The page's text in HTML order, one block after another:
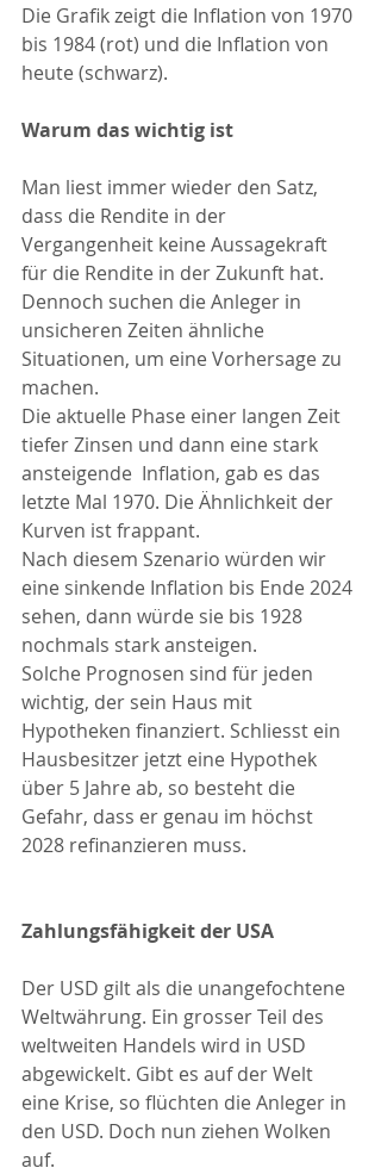
Die Grafik zeigt die Inflation von 1970
bis 1984 (rot) und die Inflation von
heute (schwarz).
Warum das wichtig ist
Man liest immer wieder den Satz,
dass die Rendite in der
Vergangenheit keine Aussagekraft
für die Rendite in der Zukunft hat.
Dennoch suchen die Anleger in
unsicheren Zeiten ähnliche
Situationen, um eine Vorhersage zu
machen.
Die aktuelle Phase einer langen Zeit
tiefer Zinsen und dann eine stark
ansteigende  Inflation, gab es das
letzte Mal 1970. Die Ähnlichkeit der
Kurven ist frappant.
Nach diesem Szenario würden wir
eine sinkende Inflation bis Ende 2024
sehen, dann würde sie bis 1928
nochmals stark ansteigen.
Solche Prognosen sind für jeden
wichtig, der sein Haus mit
Hypotheken finanziert. Schliesst ein
Hausbesitzer jetzt eine Hypothek
über 5 Jahre ab, so besteht die
Gefahr, dass er genau im höchst
2028 refinanzieren muss.
Zahlungsfähigkeit der USA
Der USD gilt als die unangefochtene
Weltwährung. Ein grosser Teil des
weltweiten Handels wird in USD
abgewickelt. Gibt es auf der Welt
eine Krise, so flüchten die Anleger in
den USD. Doch nun ziehen Wolken
auf.